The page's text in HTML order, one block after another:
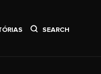
SEARCH